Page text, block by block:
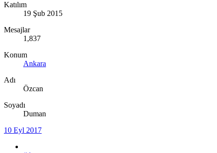
Katılım
19 Şub 2015
Mesajlar
1,837
Konum
Ankara
Adı
Özcan
Soyadı
Duman
10 Eyl 2017